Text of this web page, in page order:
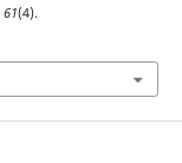
61(4).